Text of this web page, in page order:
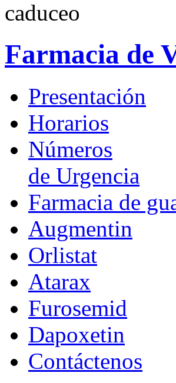
Farmacia de
Presentación
Horarios
Números
de Urgencia
Farmacia de
Augmentin
Orlistat
Atarax
Furosemid
Dapoxetin
Contáctenos